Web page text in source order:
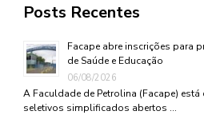
Posts Recentes
Facape abre inscrições para
de Saúde e Educação
06/08/2026
A Faculdade de Petrolina (Facape)
seletivos simplificados abertos …